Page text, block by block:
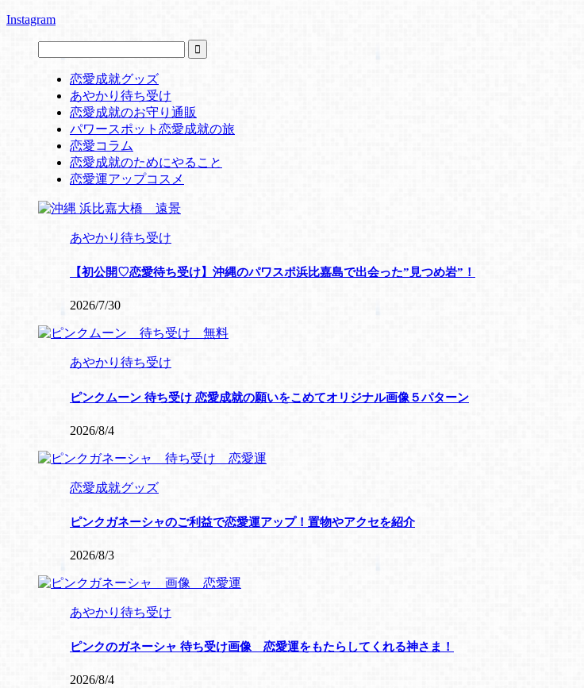
Instagram
恋愛成就グッズ
あやかり待ち受け
恋愛成就のお守り通販
パワースポット恋愛成就の旅
恋愛コラム
恋愛成就のためにやること
恋愛運アップコスメ
あやかり待ち受け
【初公開♡恋愛待ち受け】沖縄のパワスポ浜比嘉島で出会った”見つめ岩”！
2026/7/30
あやかり待ち受け
ピンクムーン 待ち受け 恋愛成就の願いをこめてオリジナル画像５パターン
2026/8/4
恋愛成就グッズ
ピンクガネーシャのご利益で恋愛運アップ！置物やアクセを紹介
2026/8/3
あやかり待ち受け
ピンクのガネーシャ 待ち受け画像 恋愛運をもたらしてくれる神さま！
2026/8/4